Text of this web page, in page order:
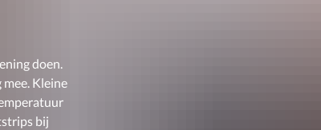
doen.
Kleine
bij